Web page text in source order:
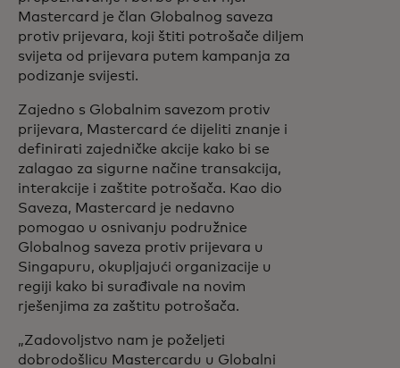
Mastercard je član Globalnog saveza
protiv prijevara, koji štiti potrošače diljem
svijeta od prijevara putem kampanja za
podizanje svijesti.
Zajedno s Globalnim savezom protiv
prijevara, Mastercard će dijeliti znanje i
definirati zajedničke akcije kako bi se
zalagao za sigurne načine transakcija,
interakcije i zaštite potrošača. Kao dio
Saveza, Mastercard je nedavno
pomogao u osnivanju podružnice
Globalnog saveza protiv prijevara u
Singapuru, okupljajući organizacije u
regiji kako bi surađivale na novim
rješenjima za zaštitu potrošača.
„Zadovoljstvo nam je poželjeti
dobrodošlicu Mastercardu u Globalni